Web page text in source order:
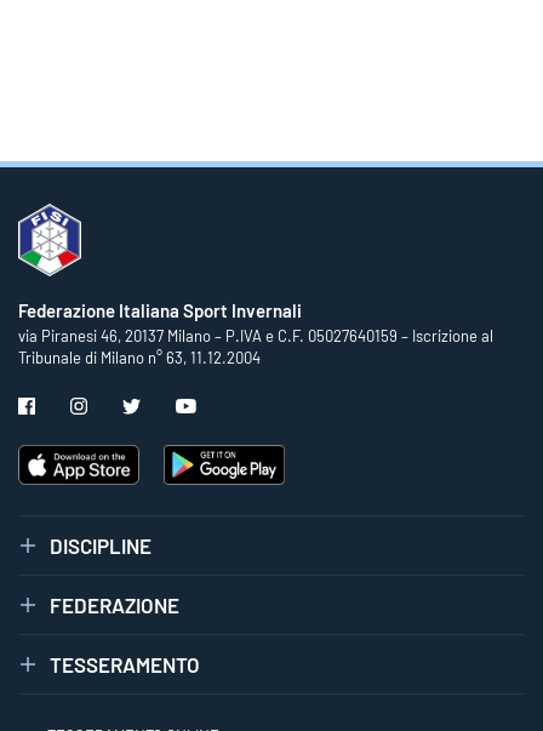
Federazione Italiana Sport Invernali
via Piranesi 46, 20137 Milano – P.IVA e C.F. 05027640159 – Iscrizione al
Tribunale di Milano n° 63, 11.12.2004
DISCIPLINE
FEDERAZIONE
TESSERAMENTO